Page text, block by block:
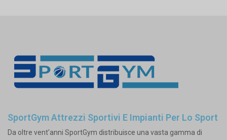
SportGym Attrezzi Sportivi E Impianti Per Lo Sport
Da oltre vent'anni SportGym distribuisce una vasta gamma di